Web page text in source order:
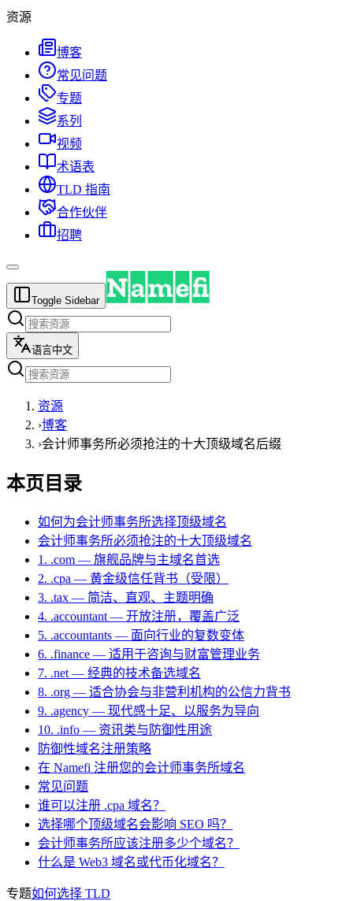
资源
博客
常见问题
专题
系列
视频
术语表
TLD 指南
合作伙伴
招聘
Toggle Sidebar
语言中文
资源
›博客
›会计师事务所必须抢注的十大顶级域名后缀
本页目录
如何为会计师事务所选择顶级域名
会计师事务所必须抢注的十大顶级域名
1. .com — 旗舰品牌与主域名首选
2. .cpa — 黄金级信任背书（受限）
3. .tax — 简洁、直观、主题明确
4. .accountant — 开放注册，覆盖广泛
5. .accountants — 面向行业的复数变体
6. .finance — 适用于咨询与财富管理业务
7. .net — 经典的技术备选域名
8. .org — 适合协会与非营利机构的公信力背书
9. .agency — 现代感十足、以服务为导向
10. .info — 资讯类与防御性用途
防御性域名注册策略
在 Namefi 注册您的会计师事务所域名
常见问题
谁可以注册 .cpa 域名？
选择哪个顶级域名会影响 SEO 吗？
会计师事务所应该注册多少个域名？
什么是 Web3 域名或代币化域名？
专题如何选择 TLD